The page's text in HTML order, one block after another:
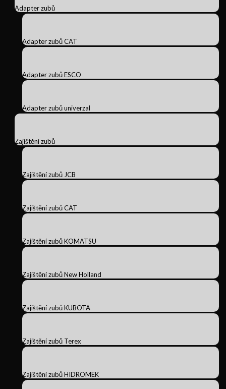
Adapter zubů
Adapter zubů CAT
Adapter zubů ESCO
Adapter zubů univerzal
Zajištění zubů
Zajištění zubů JCB
Zajištění zubů CAT
Zajištění zubů KOMATSU
Zajištění zubů New Holland
Zajištění zubů KUBOTA
Zajištění zubů Terex
Zajištění zubů HIDROMEK